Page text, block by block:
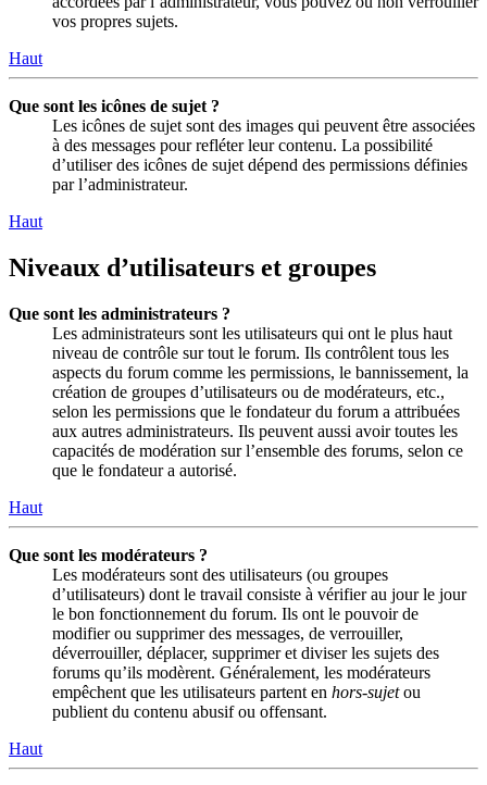
vos propres sujets.
Haut
Que sont les icônes de sujet ?
Les icônes de sujet sont des images qui peuvent être associées
à des messages pour refléter leur contenu. La possibilité
d’utiliser des icônes de sujet dépend des permissions définies
par l’administrateur.
Haut
Niveaux d’utilisateurs et groupes
Que sont les administrateurs ?
Les administrateurs sont les utilisateurs qui ont le plus haut
niveau de contrôle sur tout le forum. Ils contrôlent tous les
aspects du forum comme les permissions, le bannissement, la
création de groupes d’utilisateurs ou de modérateurs, etc.,
selon les permissions que le fondateur du forum a attribuées
aux autres administrateurs. Ils peuvent aussi avoir toutes les
capacités de modération sur l’ensemble des forums, selon ce
que le fondateur a autorisé.
Haut
Que sont les modérateurs ?
Les modérateurs sont des utilisateurs (ou groupes
d’utilisateurs) dont le travail consiste à vérifier au jour le jour
le bon fonctionnement du forum. Ils ont le pouvoir de
modifier ou supprimer des messages, de verrouiller,
déverrouiller, déplacer, supprimer et diviser les sujets des
forums qu’ils modèrent. Généralement, les modérateurs
empêchent que les utilisateurs partent en hors-sujetou
publient du contenu abusif ou offensant.
Haut